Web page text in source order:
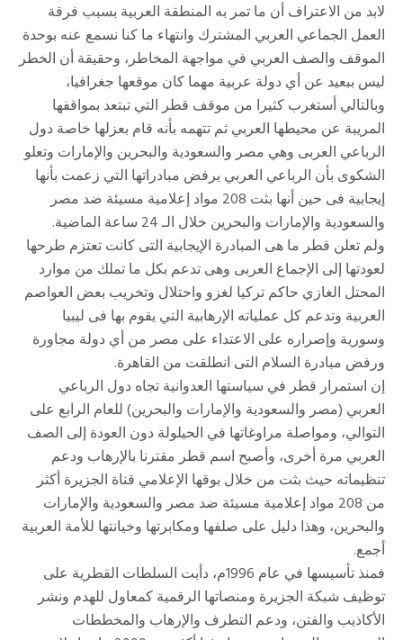
لابد من الاعتراف أن ما تمر به المنطقة العربية بسبب فرقة
العمل الجماعي العربي المشترك وانتهاء ما كنا نسمع عنه بوحدة
الموقف والصف العربي في مواجهة المخاطر، وحقيقة أن الخطر
ليس ببعيد عن أي دولة عربية مهما كان موقعها جغرافيا،
وبالتالي أستغرب كثيرا من موقف قطر التي تبتعد بمواقفها
المريبة عن محيطها العربي ثم تتهمه بأنه قام بعزلها خاصة دول
الرباعي العربى وهي مصر والسعودية والبحرين والإمارات وتعلو
الشكوى بأن الرباعي العربي يرفض مبادراتها التي زعمت بأنها
إيجابية فى حين أنها بثت 208 مواد إعلامية مسيئة ضد مصر
والسعودية والإمارات والبحرين خلال الـ 24 ساعة الماضية.
ولم تعلن قطر ما هى المبادرة الإيجابية التى كانت تعتزم طرحها
لعودتها إلى الإجماع العربى وهى تدعم بكل ما تملك من موارد
المحتل الغازي حاكم تركيا لغزو واحتلال وتخريب بعض العواصم
العربية وتدعم كل عملياته الإرهابية التي يقوم بها فى ليبيا
وسورية وإصراره على الاعتداء على مصر من أي دولة مجاورة
ورفض مبادرة السلام التى انطلقت من القاهرة.
إن استمرار قطر في سياستها العدوانية تجاه دول الرباعي
العربي (مصر والسعودية والإمارات والبحرين) للعام الرابع على
التوالي، ومواصلة مراوغاتها في الحيلولة دون العودة إلى الصف
العربي مرة أخرى، وأصبح اسم قطر مقترنا بالإرهاب ودعم
تنظيماته حيث بثت من خلال بوقها الإعلامي قناة الجزيرة أكثر
من 208 مواد إعلامية مسيئة ضد مصر والسعودية والإمارات
والبحرين، وهذا دليل على صلفها ومكابرتها وخيانتها للأمة العربية
أجمع.
فمنذ تأسيسها في عام 1996م، دأبت السلطات القطرية على
توظيف شبكة الجزيرة ومنصاتها الرقمية كمعاول للهدم ونشر
الأكاذيب والفتن، ودعم التطرف والإرهاب والمخططات